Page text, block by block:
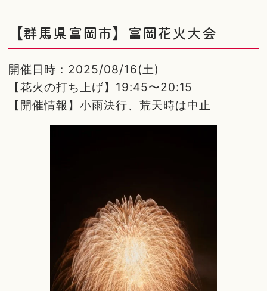
【群馬県富岡市】富岡花火大会
開催日時：2025/08/16(土)
【花火の打ち上げ】19:45〜20:15
【開催情報】小雨決行、荒天時は中止